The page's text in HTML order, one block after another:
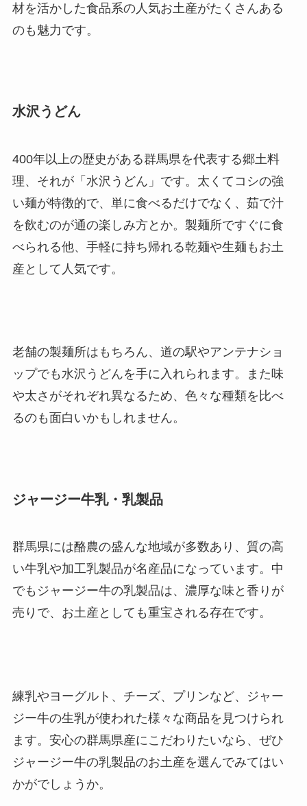
材を活かした食品系の人気お土産がたくさんある
のも魅力です。
水沢うどん
400年以上の歴史がある群馬県を代表する郷土料
理、それが「水沢うどん」です。太くてコシの強
い麺が特徴的で、単に食べるだけでなく、茹で汁
を飲むのが通の楽しみ方とか。製麺所ですぐに食
べられる他、手軽に持ち帰れる乾麺や生麺もお土
産として人気です。
老舗の製麺所はもちろん、道の駅やアンテナショ
ップでも水沢うどんを手に入れられます。また味
や太さがそれぞれ異なるため、色々な種類を比べ
るのも面白いかもしれません。
ジャージー牛乳・乳製品
群馬県には酪農の盛んな地域が多数あり、質の高
い牛乳や加工乳製品が名産品になっています。中
でもジャージー牛の乳製品は、濃厚な味と香りが
売りで、お土産としても重宝される存在です。
練乳やヨーグルト、チーズ、プリンなど、ジャー
ジー牛の生乳が使われた様々な商品を見つけられ
ます。安心の群馬県産にこだわりたいなら、ぜひ
ジャージー牛の乳製品のお土産を選んでみてはい
かがでしょうか。